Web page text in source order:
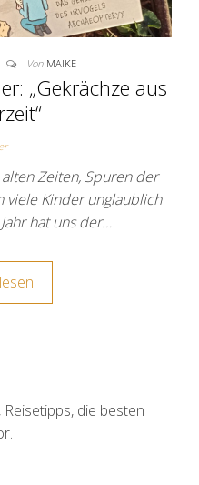
Von MAIKE
„Gekrächze aus
Zeiten, Spuren der
viele Kinder unglaublich
hat uns der…
die besten